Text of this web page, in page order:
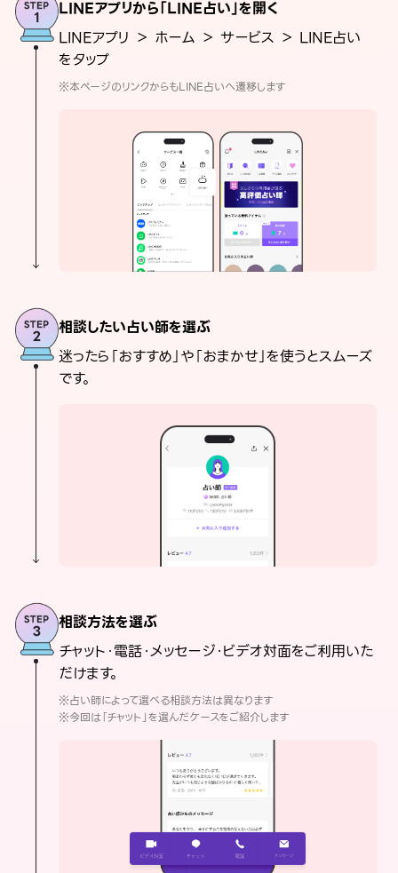
LINEアプリから「LINE占い」を開く
LINEアプリ ＞ ホーム ＞ サービス ＞ LINE占い
をタップ
※本ページのリンクからもLINE占いへ遷移します
相談したい占い師を選ぶ
迷ったら「おすすめ」や「おまかせ」を使うとスムーズ
です。
相談方法を選ぶ
チャット・電話・メッセージ・ビデオ対面をご利用いた
だけます。
※占い師によって選べる相談方法は異なります
※今回は「チャット」を選んだケースをご紹介します